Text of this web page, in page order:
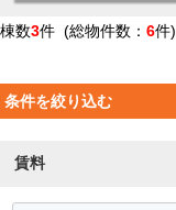
棟数3件 (総物件数： 6件)
条件を絞り込む
賃料